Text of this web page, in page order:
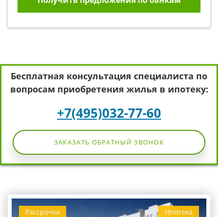
Бесплатная консультация специалиста по
вопросам приобретения жилья в ипотеку:
+7(495)032-77-60
ЗАКАЗАТЬ ОБРАТНЫЙ ЗВОНОК
Ипотека
Рассрочка